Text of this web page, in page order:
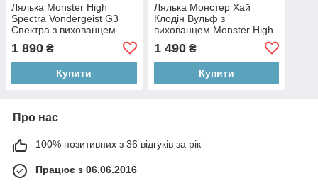
Лялька Monster High
Spectra Vondergeist G3
Спектра з вихованцем
1 890 ₴
Купити
Лялька Монстер Хай
Клодін Вульф з
вихованцем Monster High
Dog Crescent Mattel
1 490₴
Купити
Про нас
100% позитивних з 36 відгуків за рік
Працює з 06.06.2016